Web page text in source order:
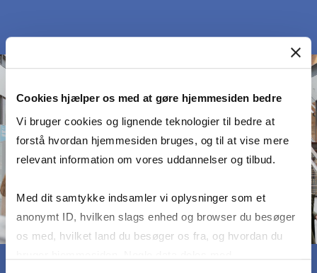
Cookies hjælper os med at gøre hjemmesiden bedre
Vi bruger cookies og lignende teknologier til bedre at
forstå hvordan hjemmesiden bruges, og til at vise mere
relevant information om vores uddannelser og tilbud.
Med dit samtykke indsamler vi oplysninger som et
anonymt ID, hvilken slags enhed og browser du besøger
os med, hvilket land du besøger os fra, og hvordan du